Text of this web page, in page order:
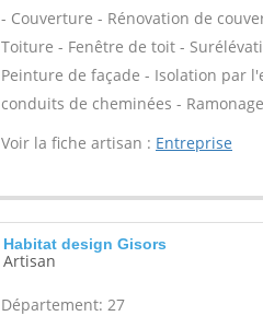
- Couverture - Rénovation de
Toiture - Fenêtre de toit -
Peinture de façade - Isolation par
conduits de cheminées -
Voir la fiche artisan : Entreprise
Habitat design Gisors
Artisan
Département: 27